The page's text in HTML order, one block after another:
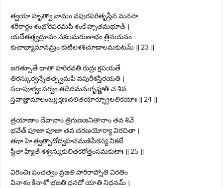
త్వయా హృత్వా వామం వపురపరితృప్తేన మనసా
శరీరార్ధం శంభోరపరమపి శంకే హృతమభూత్ ।
యదేతత్త్వద్రూపం సకలమరుణాభం త్రినయనం
కుచాభ్యామానమ్రం కుటిలశశిచూడాలమకుటమ్ ॥ 23 ॥
జగత్సూతే ధాతా హరిరవతి రుద్రః క్షపయతే
తిరస్కుర్వన్నేతత్స్వమపి వపురీశస్తిరయతి ।
సదాపూర్వః సర్వం తదిదమనుగృహ్ణాతి చ శివ-
స్తవాజ్ఞామాలంబ్య క్షణచలితయోర్భ్రూలతికయోః ॥ 24 ॥
త్రయాణాం దేవానాం త్రిగుణజనితానాం తవ శివే
భవేత్ పూజా పూజా తవ చరణయోర్యా విరచితా ।
తథా హి త్వత్పాదోద్వహనమణిపీఠస్య నికటే
స్థితా హ్యేతే శశ్వన్ముకులితకరోత్తంసమకుటాః ॥ 25 ॥
విరించిః పంచత్వం వ్రజతి హరిరాప్నోతి విరతిం
వినాశం కీనాశో భజతి ధనదో యాతి నిధనమ్ ।